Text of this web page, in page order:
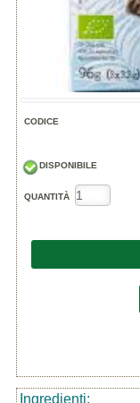
CODICE
DISPONIBILE
QUANTITÀ
Ingredienti: